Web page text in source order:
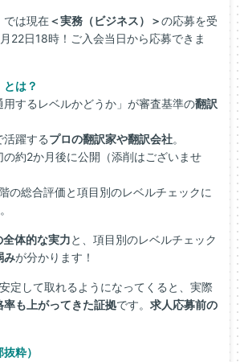
では現在＜実務（ビジネス）＞の応募を受
22日18時！ご入会当日から応募できま
とは？
用するレベルかどうか」が審査基準の翻訳
活躍するプロの翻訳家や翻訳会社。
の約2か月後に公開（添削はございませ
の総合評価と項目別のレベルチェックに
全体的な実力と、項目別のレベルチェック
みが分かります！
定して取れるようになってくると、実際
率も上がってきた証拠です。 求人応募前の
粋）